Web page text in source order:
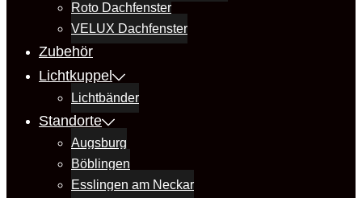
Roto Dachfenster
VELUX Dachfenster
Zubehör
Lichtkuppel
Lichtbänder
Standorte
Augsburg
Böblingen
Esslingen am Neckar